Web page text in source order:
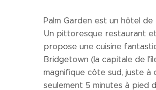
Palm Garden est un hôtel
Un pittoresque restaurant
propose une cuisine
Bridgetown (la capitale de
magnifique côte sud, juste à
seulement 5 minutes à pied